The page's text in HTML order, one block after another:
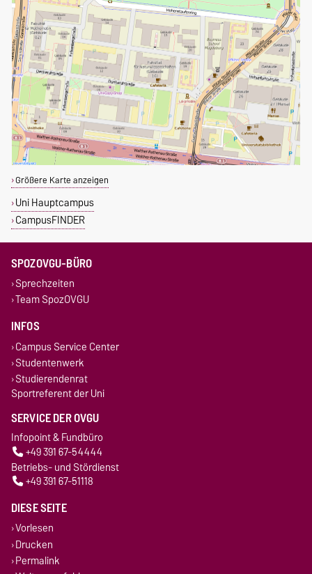
Größere Karte anzeigen
Uni Hauptcampus
CampusFINDER
SPOZOVGU-BÜRO
Sprechzeiten
Team SpozOVGU
INFOS
Campus Service Center
Studentenwerk
Studierendenrat
Sportreferent der Uni
SERVICE DER OVGU
Infopoint & Fundbüro
+49 391 67-54444
Betriebs- und Stördienst
+49 391 67-51118
DIESE SEITE
Vorlesen
Drucken
Permalink